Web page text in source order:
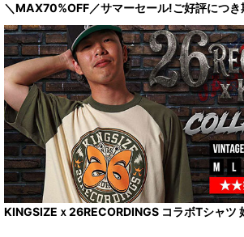
＼MAX70%OFF／サマーセール!ご好評につき
KINGSIZEｘ26RECORDINGS コラボTシャツ